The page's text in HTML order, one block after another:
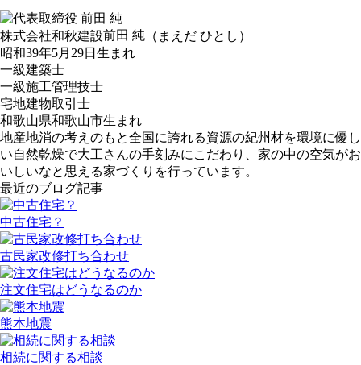
株式会社和秋建設前田 純 （まえだ ひとし）
昭和39年5月29日生まれ
一級建築士
一級施工管理技士
宅地建物取引士
和歌山県和歌山市生まれ
地産地消の考えのもと全国に誇れる資源の紀州材を環境に優し
い自然乾燥で大工さんの手刻みにこだわり、家の中の空気がお
いしいなと思える家づくりを行っています。
最近のブログ記事
中古住宅？
古民家改修打ち合わせ
注文住宅はどうなるのか
熊本地震
相続に関する相談